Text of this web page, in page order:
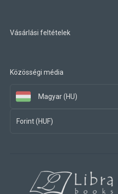
Vásárlási feltételek
Közösségi média
Magyar (HU)
Forint (HUF)